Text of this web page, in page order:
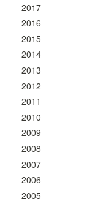
2017
2016
2015
2014
2013
2012
2011
2010
2009
2008
2007
2006
2005